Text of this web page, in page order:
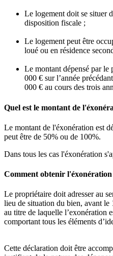
Le logement doit se situer
disposition fiscale ;
Le logement peut être
loué ou en résidence
Le montant dépensé par le
000 € sur l’année
000 € au cours des trois
Quel est le montant de
Le montant de l'éxonération est
peut être de 50% ou de 100%.
Dans tous les cas l'éxonération
Comment obtenir l'éxonération
Le propriétaire doit adresser au
lieu de situation du bien, avant le
au titre de laquelle l’exonération
comportant tous les éléments
Cette déclaration doit être